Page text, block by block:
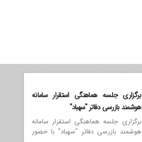
برگزاری جلسه هماهنگی استقرار سامانه
هوشمند بازرسی دفاتر "سهباد"
برگزاری جلسه هماهنگی استقرار سامانه
هوشمند بازرسی دفاتر "سهباد" با حضور